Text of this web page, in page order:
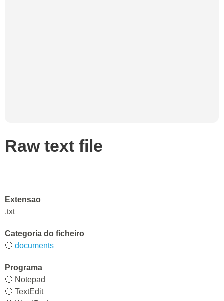
Raw text file
Extensao
.txt
Categoria do ficheiro
🔵 documents
Programa
🔵 Notepad
🔵 TextEdit